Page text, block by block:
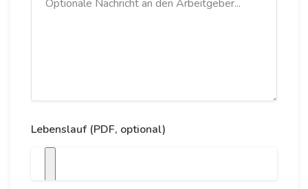
Lebenslauf (PDF, optional)